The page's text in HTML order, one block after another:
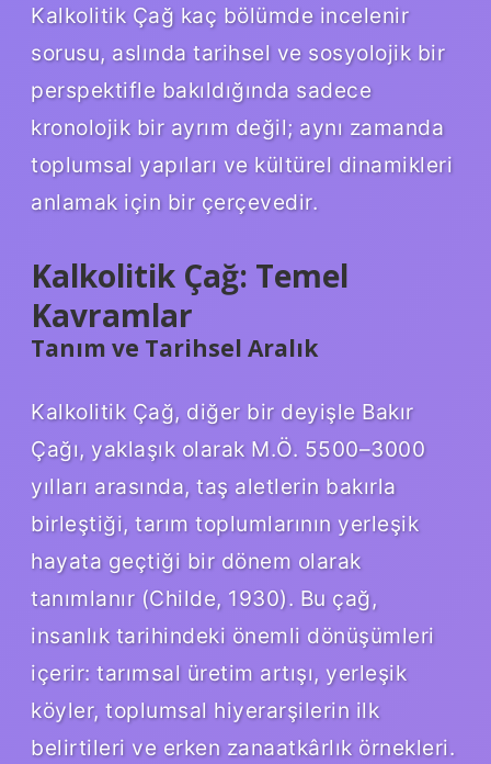
Kalkolitik Çağ kaç bölümde incelenir
sorusu, aslında tarihsel ve sosyolojik bir
perspektifle bakıldığında sadece
kronolojik bir ayrım değil; aynı zamanda
toplumsal yapıları ve kültürel dinamikleri
anlamak için bir çerçevedir.
Kalkolitik Çağ: Temel
Kavramlar
Tanım ve Tarihsel Aralık
Kalkolitik Çağ, diğer bir deyişle Bakır
Çağı, yaklaşık olarak M.Ö. 5500–3000
yılları arasında, taş aletlerin bakırla
birleştiği, tarım toplumlarının yerleşik
hayata geçtiği bir dönem olarak
tanımlanır (Childe, 1930). Bu çağ,
insanlık tarihindeki önemli dönüşümleri
içerir: tarımsal üretim artışı, yerleşik
köyler, toplumsal hiyerarşilerin ilk
belirtileri ve erken zanaatkârlık örnekleri.